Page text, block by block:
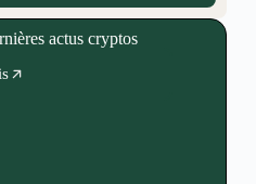
actus cryptos